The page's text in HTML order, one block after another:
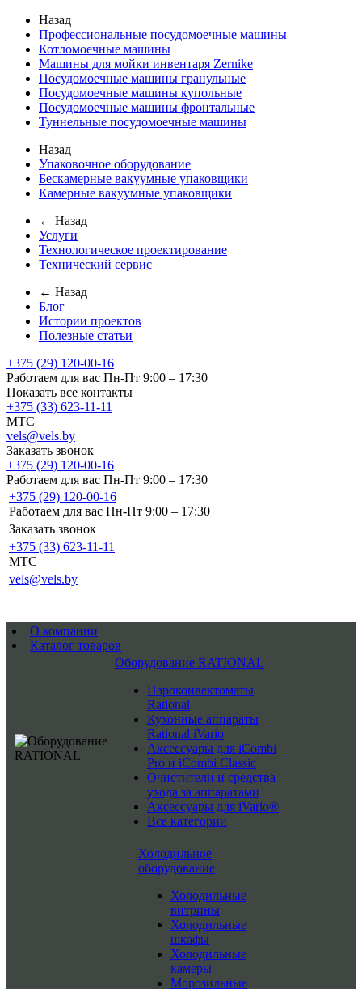
Назад
Профессиональные посудомоечные машины
Котломоечные машины
Машины для мойки инвентаря Zernike
Посудомоечные машины гранульные
Посудомоечные машины купольные
Посудомоечные машины фронтальные
Туннельные посудомоечные машины
Назад
Упаковочное оборудование
Бескамерные вакуумные упаковщики
Камерные вакуумные упаковщики
← Назад
Услуги
Технологическое проектирование
Технический сервис
← Назад
Блог
Истории проектов
Полезные статьи
+375 (29) 120-00-16
Работаем для вас Пн-Пт 9:00 – 17:30
Показать все контакты
+375 (33) 623-11-11
MTC
vels@vels.by
Заказать звонок
+375 (29) 120-00-16
Работаем для вас Пн-Пт 9:00 – 17:30
+375 (29) 120-00-16
Работаем для вас Пн-Пт 9:00 – 17:30
Заказать звонок
+375 (33) 623-11-11
MTC
vels@vels.by
О компании
Каталог товаров
Оборудование RATIONAL
Пароконвектоматы
Rational
Кухонные аппараты
Rational iVario
Аксессуары для iCombi
Pro и iCombi Classic
Очистители и средства
ухода за аппаратами
Аксессуары для iVario®
Все категории
Холодильное
оборудование
Холодильные
витрины
Холодильные
шкафы
Холодильные
камеры
Морозильные